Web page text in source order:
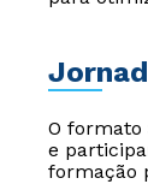
O formato
e
formação